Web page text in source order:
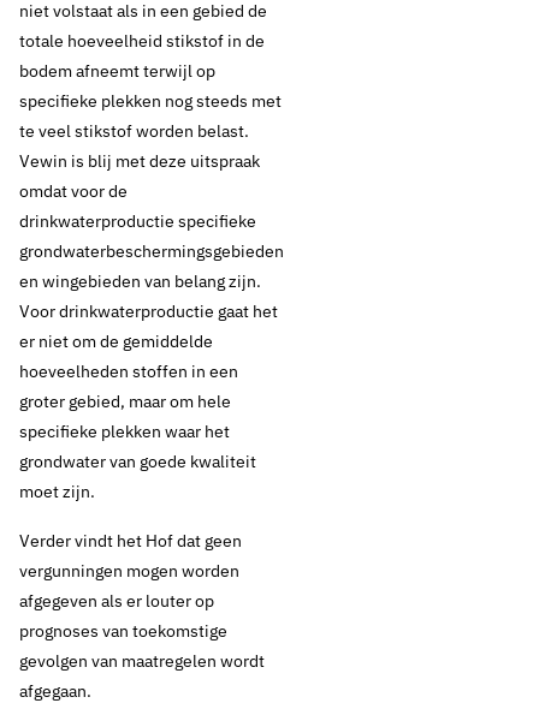
Vewin verwelkomt
uitspraak Europees
Hof over
stikstofbeleid
13 november 2018 Nieuws
Drinkwaterbronnen en landbouw
niet volstaat als in een gebied de
totale hoeveelheid stikstof in de
bodem afneemt terwijl op
specifieke plekken nog steeds met
te veel stikstof worden belast.
Vewin is blij met deze uitspraak
omdat voor de
drinkwaterproductie specifieke
grondwaterbeschermingsgebieden
en wingebieden van belang zijn.
Voor drinkwaterproductie gaat het
er niet om de gemiddelde
hoeveelheden stoffen in een
groter gebied, maar om hele
specifieke plekken waar het
grondwater van goede kwaliteit
moet zijn.
Verder vindt het Hof dat geen
vergunningen mogen worden
afgegeven als er louter op
prognoses van toekomstige
gevolgen van maatregelen wordt
afgegaan.